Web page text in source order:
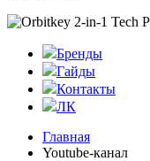
Бренды
Гайды
Контакты
ЛК
Главная
Youtube-канал